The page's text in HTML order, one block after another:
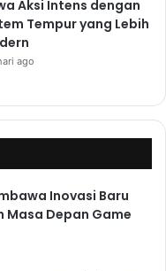
Aksi Intens dengan
Tempur yang Lebih
ago
Inovasi Baru
Masa Depan Game